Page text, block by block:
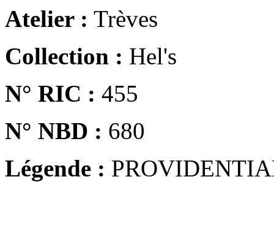
Atelier : Trèves
Collection : Hel's
N° RIC : 455
N° NBD : 680
Légende :